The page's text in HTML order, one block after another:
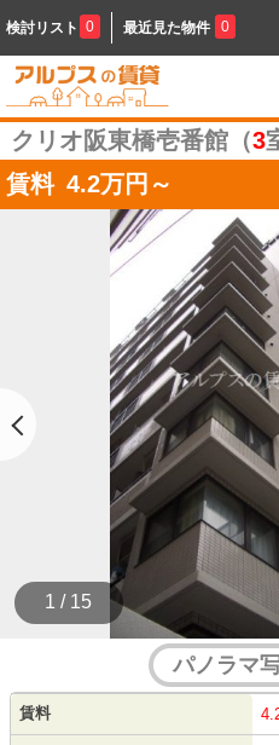
検討リスト 0 最近見た物件 0
クリオ阪東橋壱番館（3
賃料 4.2万円～
1 / 15
パノラマ
賃料